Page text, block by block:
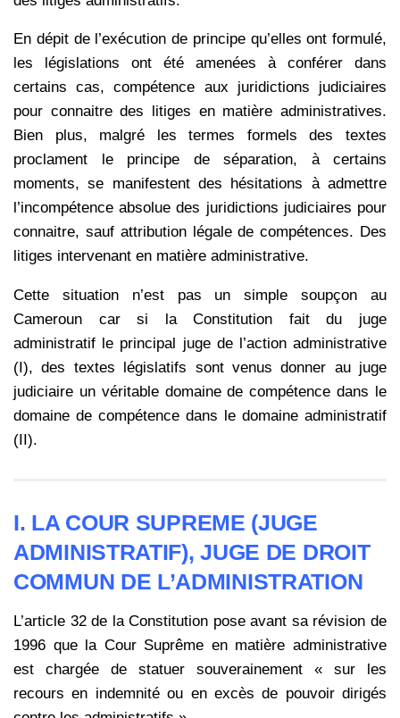
En dépit de l’exécution de principe qu’elles ont formulé,
les législations ont été amenées à conférer dans
certains cas, compétence aux juridictions judiciaires
pour connaitre des litiges en matière administratives.
Bien plus, malgré les termes formels des textes
proclament le principe de séparation, à certains
moments, se manifestent des hésitations à admettre
l’incompétence absolue des juridictions judiciaires pour
connaitre, sauf attribution légale de compétences. Des
litiges intervenant en matière administrative.
Cette situation n’est pas un simple soupçon au
Cameroun car si la Constitution fait du juge
administratif le principal juge de l’action administrative
(I), des textes législatifs sont venus donner au juge
judiciaire un véritable domaine de compétence dans le
domaine de compétence dans le domaine administratif
(II).
I. LA COUR SUPREME (JUGE
ADMINISTRATIF), JUGE DE DROIT
COMMUN DE L’ADMINISTRATION
L’article 32 de la Constitution pose avant sa révision de
1996 que la Cour Suprême en matière administrative
est chargée de statuer souverainement « sur les
recours en indemnité ou en excès de pouvoir dirigés